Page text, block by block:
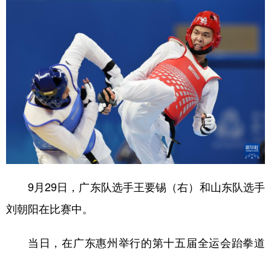
9月29日，广东队选手王要锡（右）和山东队选手
刘朝阳在比赛中。
当日，在广东惠州举行的第十五届全运会跆拳道